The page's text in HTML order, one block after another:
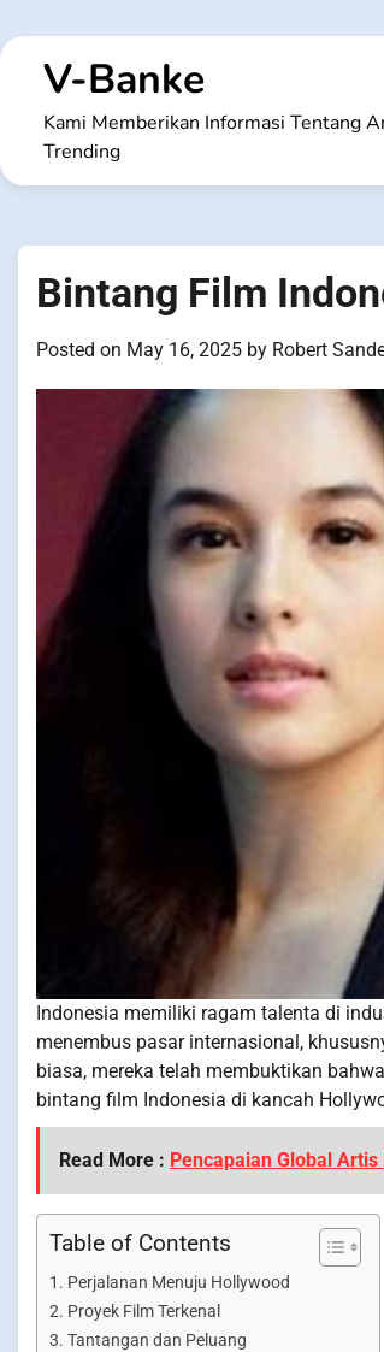
to
contentV-Banke
Kami Memberikan Informasi Tentang
Trending
Bintang Film
Posted on May 16, 2025 by Robert
Indonesia memiliki ragam talenta di
menembus pasar internasional,
biasa, mereka telah membuktikan
bintang film Indonesia di kancah
Read More : Pencapaian Global
Table of Contents
Perjalanan Menuju Hollywood
Proyek Film Terkenal
Tantangan dan Peluang